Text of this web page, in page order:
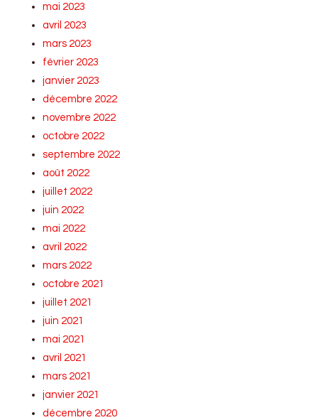
mai 2023
avril 2023
mars 2023
février 2023
janvier 2023
décembre 2022
novembre 2022
octobre 2022
septembre 2022
août 2022
juillet 2022
juin 2022
mai 2022
avril 2022
mars 2022
octobre 2021
juillet 2021
juin 2021
mai 2021
avril 2021
mars 2021
janvier 2021
décembre 2020